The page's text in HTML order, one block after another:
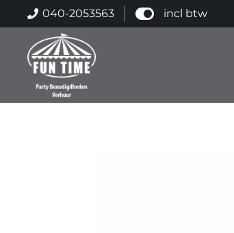
040-2053563 incl btw